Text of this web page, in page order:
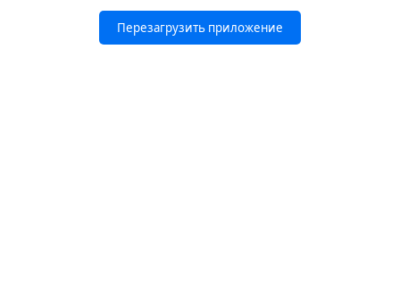
Перезагрузить приложение